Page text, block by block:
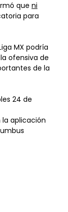
que ni
para
MX podría
ofensiva de
de la
24 de
la aplicación